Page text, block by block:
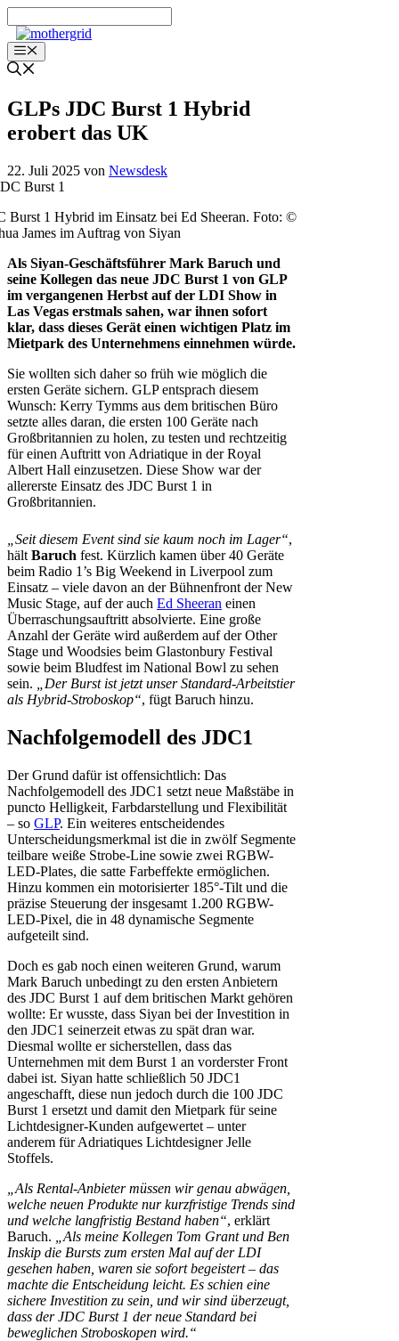
Inhalt
springenMenü
GLPs JDC Burst 1 Hybrid
erobert das UK
22. Juli 2025 von Newsdesk
Burst 1 Hybrid im Einsatz bei Ed Sheeran. Foto: ©
James im Auftrag von Siyan
Als Siyan-Geschäftsführer Mark Baruch und
seine Kollegen das neue JDC Burst 1 von GLP
im vergangenen Herbst auf der LDI Show in
Las Vegas erstmals sahen, war ihnen sofort
klar, dass dieses Gerät einen wichtigen Platz im
Mietpark des Unternehmens einnehmen würde.
Sie wollten sich daher so früh wie möglich die
ersten Geräte sichern. GLP entsprach diesem
Wunsch: Kerry Tymms aus dem britischen Büro
setzte alles daran, die ersten 100 Geräte nach
Großbritannien zu holen, zu testen und rechtzeitig
für einen Auftritt von Adriatique in der Royal
Albert Hall einzusetzen. Diese Show war der
allererste Einsatz des JDC Burst 1 in
Großbritannien.
„Seit diesem Event sind sie kaum noch im Lager“,
hält Baruch fest. Kürzlich kamen über 40 Geräte
beim Radio 1’s Big Weekend in Liverpool zum
Einsatz – viele davon an der Bühnenfront der New
Music Stage, auf der auch Ed Sheeran einen
Überraschungsauftritt absolvierte. Eine große
Anzahl der Geräte wird außerdem auf der Other
Stage und Woodsies beim Glastonbury Festival
sowie beim Bludfest im National Bowl zu sehen
sein.
„Der Burst ist jetzt unser Standard-Arbeitstier
als Hybrid-Stroboskop“, fügt Baruch hinzu.
Nachfolgemodell des JDC1
Der Grund dafür ist offensichtlich: Das
Nachfolgemodell des JDC1 setzt neue Maßstäbe in
puncto Helligkeit, Farbdarstellung und Flexibilität
– so GLP. Ein weiteres entscheidendes
Unterscheidungsmerkmal ist die in zwölf Segmente
teilbare weiße Strobe-Line sowie zwei RGBW-
LED-Plates, die satte Farbeffekte ermöglichen.
Hinzu kommen ein motorisierter 185°-Tilt und die
präzise Steuerung der insgesamt 1.200 RGBW-
LED-Pixel, die in 48 dynamische Segmente
aufgeteilt sind.
Doch es gab noch einen weiteren Grund, warum
Mark Baruch unbedingt zu den ersten Anbietern
des JDC Burst 1 auf dem britischen Markt gehören
wollte: Er wusste, dass Siyan bei der Investition in
den JDC1 seinerzeit etwas zu spät dran war.
Diesmal wollte er sicherstellen, dass das
Unternehmen mit dem Burst 1 an vorderster Front
dabei ist. Siyan hatte schließlich 50 JDC1
angeschafft, diese nun jedoch durch die 100 JDC
Burst 1 ersetzt und damit den Mietpark für seine
Lichtdesigner-Kunden aufgewertet – unter
anderem für Adriatiques Lichtdesigner Jelle
Stoffels.
„Als Rental-Anbieter müssen wir genau abwägen,
welche neuen Produkte nur kurzfristige Trends sind
und welche langfristig Bestand haben“, erklärt
Baruch.
„Als meine Kollegen Tom Grant und Ben
Inskip die Bursts zum ersten Mal auf der LDI
gesehen haben, waren sie sofort begeistert – das
machte die Entscheidung leicht. Es schien eine
sichere Investition zu sein, und wir sind überzeugt,
dass der JDC Burst 1 der neue Standard bei
beweglichen Stroboskopen wird.“